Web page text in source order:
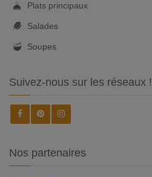
Plats principaux
Salades
Soupes
Suivez-nous sur les réseaux !
Nos partenaires